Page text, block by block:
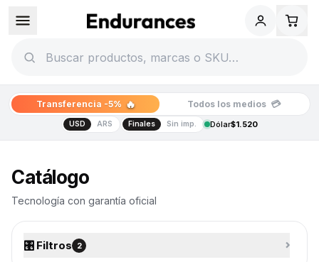
Transferencia -5% 🔥 Todos los medios 💳
USD ARS Finales Sin imp. Dólar$1.520
Catálogo de tecnología
Catálogo
Tecnología con garantía oficial
🎛️ Filtros 2 ⌄